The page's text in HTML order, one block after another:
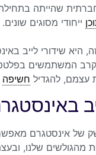
ייחודי מסוגים
שידורי לייב
תאוצה עצומה בקרב
עצמם, להגדיל חשיפה
של אינסטגרם
מהגולשים שלנו,